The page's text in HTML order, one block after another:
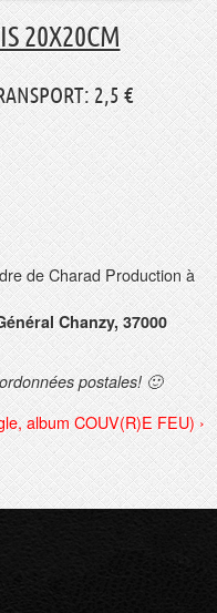
20X20CM
2,5 €
de Charad Production à
Chanzy, 37000
postales! 🙂
album COUV(R)E FEU) ›